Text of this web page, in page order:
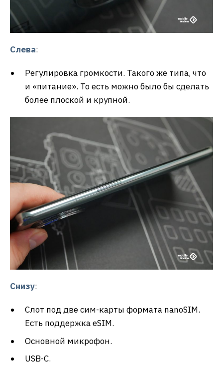
Слева:
Регулировка громкости. Такого же типа, что
и «питание». То есть можно было бы сделать
более плоской и крупной.
Снизу:
Слот под две сим-карты формата nanoSIM.
Есть поддержка eSIM.
Основной микрофон.
USB-C.